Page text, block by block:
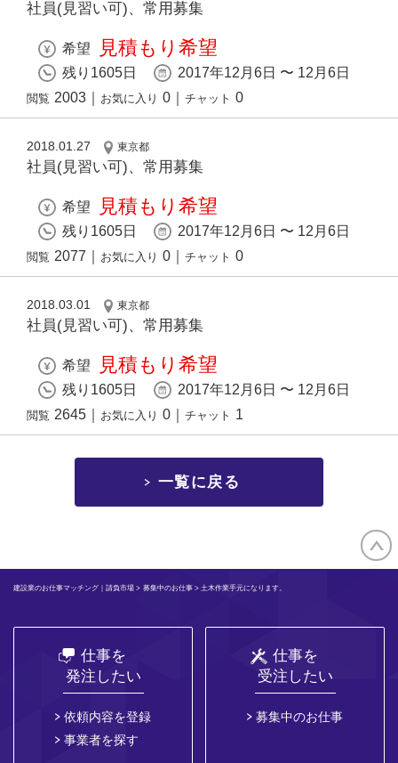
社員(見習い可)、常用募集
希望 見積もり希望
残り1605日 2017年12月6日 〜 12月6日
閲覧 2003 お気に入り 0 チャット 0
2018.01.27 東京都
社員(見習い可)、常用募集
希望 見積もり希望
残り1605日 2017年12月6日 〜 12月6日
閲覧 2077 お気に入り 0 チャット 0
2018.03.01 東京都
社員(見習い可)、常用募集
希望 見積もり希望
残り1605日 2017年12月6日 〜 12月6日
閲覧 2645 お気に入り 0 チャット 1
一覧に戻る
建設業のお仕事マッチング｜請負市場 > 募集中のお仕事> 土木作業手元になります。
仕事を
発注したい
依頼内容を登録
事業者を探す
仕事を
受注したい
募集中のお仕事